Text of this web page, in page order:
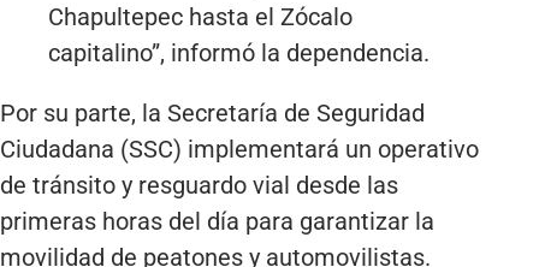
Chapultepec hasta el Zócalo
capitalino”, informó la dependencia.
Por su parte, la Secretaría de Seguridad
Ciudadana (SSC) implementará un operativo
de tránsito y resguardo vial desde las
primeras horas del día para garantizar la
movilidad de peatones y automovilistas.